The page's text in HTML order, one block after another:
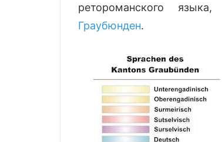
ретороманского
Граубюнден.